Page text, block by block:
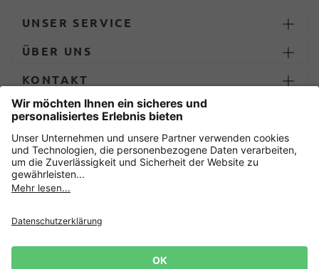
UNSER SERVICE
ÜBER UNS
KONTAKT
ZAHLUNG UND LIEFERUNG
Sicher einkaufen mit
Impressum